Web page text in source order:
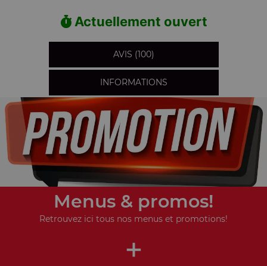
Actuellement ouvert
AVIS (100)
INFORMATIONS
Menus & promos!
Retrouvez ici tous nos menus et promotions!
+